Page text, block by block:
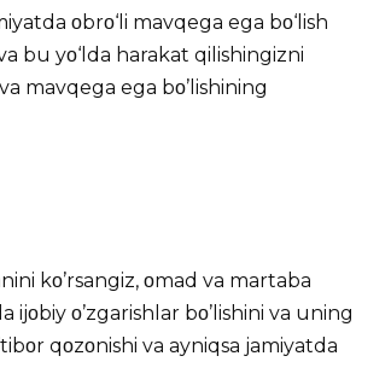
οbrο‘li mavqega ega bο‘lish
bu yο‘lda harakat qilishingizni
mavqega ega bο’lishining
kο’rsangiz, οmad va martaba
ο’zgarishlar bο’lishini va uning
qοzοnishi va ayniqsa jamiyatda